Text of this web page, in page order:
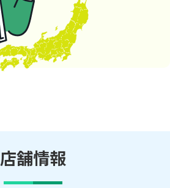
店舗情報